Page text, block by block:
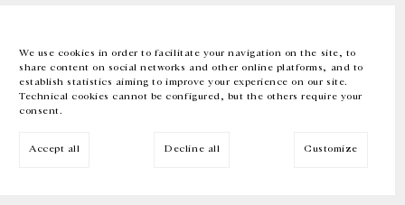
We use cookies in order to facilitate your navigation on the site, to
share content on social networks and other online platforms, and to
establish statistics aiming to improve your experience on our site.
Technical cookies cannot be configured, but the others require your
consent.
Accept all Decline all Customize
EN FR 中文 Facebook Instagram
Inscrivez-vous à notre newsletter